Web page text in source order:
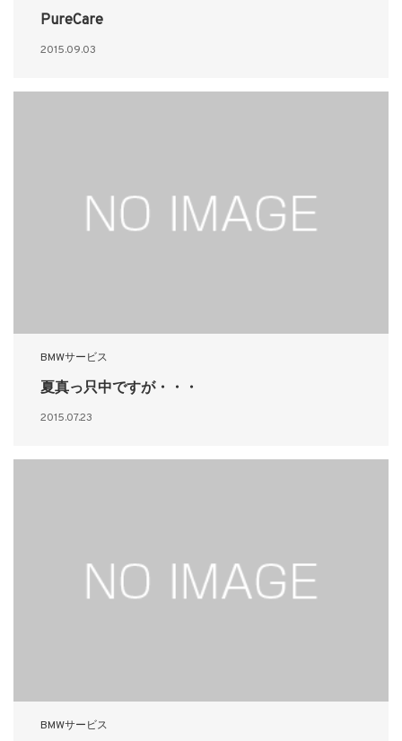
PureCare
2015.09.03
BMWサービス
夏真っ只中ですが・・・
2015.07.23
BMWサービス